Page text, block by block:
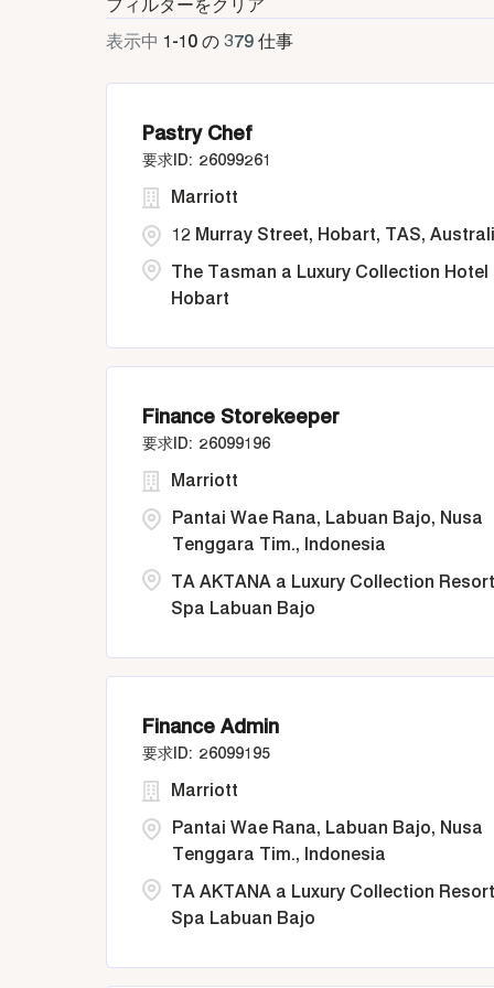
フィルターをクリア
表示中 1 -10 の 379 仕事
Pastry Chef
26099261
12 Murray Street, Hobart, TAS,
Marriott
The Tasman a Luxury Collection Hotel
Hobart
Finance Storekeeper
26099196
Pantai Wae Rana, Labuan Bajo, Nusa
Tenggara Tim., Indonesia
Marriott
TA AKTANA a Luxury Collection
Spa Labuan Bajo
Finance Admin
26099195
Pantai Wae Rana, Labuan Bajo, Nusa
Tenggara Tim., Indonesia
Marriott
TA AKTANA a Luxury Collection
Spa Labuan Bajo